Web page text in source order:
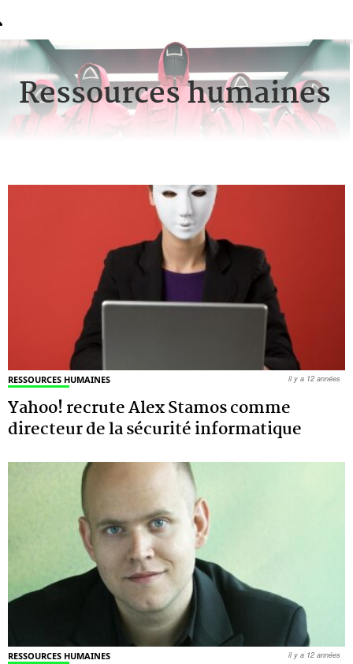
Ressources humaines
RESSOURCES HUMAINES
Yahoo! recrute Alex Stamos comme
directeur de la sécurité informatique
il y a 12 années
RESSOURCES HUMAINES il y a 12 années